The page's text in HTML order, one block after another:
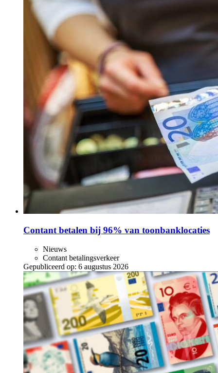
Contant betalen bij 96% van toonbanklocaties
Nieuws
Contant betalingsverkeer
Gepubliceerd op: 6 augustus 2026